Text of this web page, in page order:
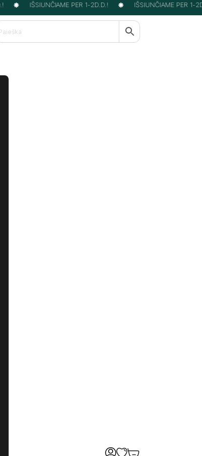
IŠSIUNČIAME PER 1-2D.D.! IŠSIUNČIAME PER 1-